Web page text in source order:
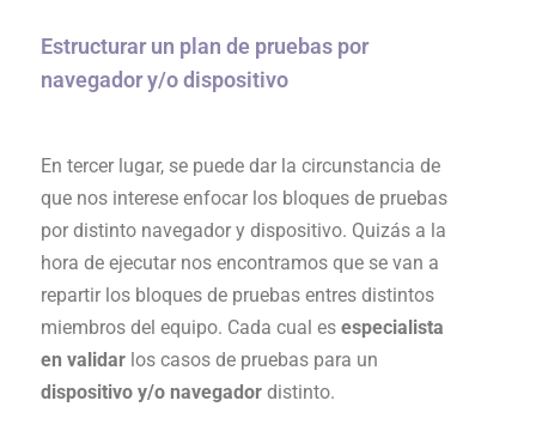
Estructurar un plan de pruebas por
navegador y/o dispositivo
En tercer lugar, se puede dar la circunstancia de
que nos interese enfocar los bloques de pruebas
por distinto navegador y dispositivo. Quizás a la
hora de ejecutar nos encontramos que se van a
repartir los bloques de pruebas entres distintos
miembros del equipo. Cada cual es especialista
en validar los casos de pruebas para un
dispositivo y/o navegador distinto.